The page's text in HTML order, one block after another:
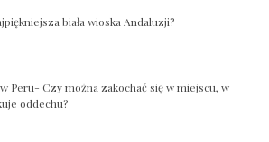
biała wioska Andaluzji?
Peru- Czy można zakochać się w miejscu, w
oddechu?